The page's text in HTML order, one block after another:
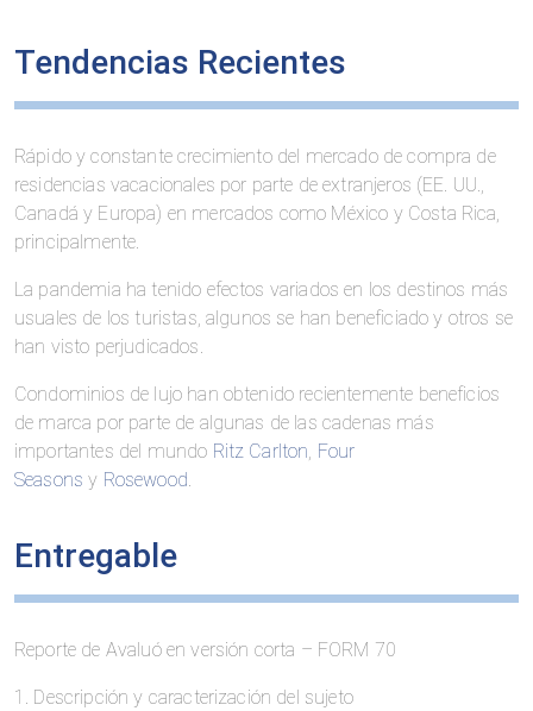
Tendencias Recientes
Rápido y constante crecimiento del mercado de compra de
residencias vacacionales por parte de extranjeros (EE. UU.,
Canadá y Europa) en mercados como México y Costa Rica,
principalmente.
La pandemia ha tenido efectos variados en los destinos más
usuales de los turistas, algunos se han beneficiado y otros se
han visto perjudicados.
Condominios de lujo han obtenido recientemente beneficios
de marca por parte de algunas de las cadenas más
importantes del mundo Ritz Carlton, Four
Seasons y Rosewood.
Entregable
Reporte de Avaluó en versión corta – FORM 70
1. Descripción y caracterización del sujeto